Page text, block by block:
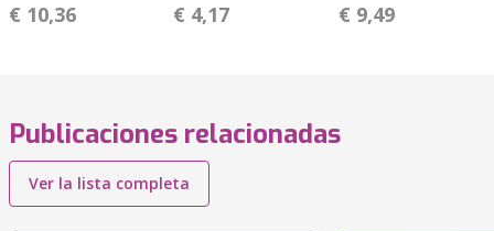
€ 10,36 € 4,17 € 9,49
Publicaciones relacionadas
Ver la lista completa